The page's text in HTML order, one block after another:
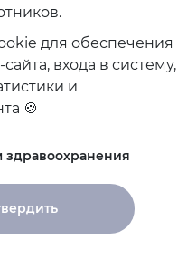
ИПП: баланс
все
для обеспечения
входа в систему,
и
🍪
здравоохранения